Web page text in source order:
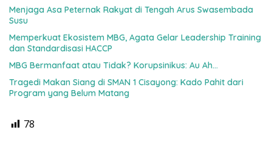
Menjaga Asa Peternak Rakyat di Tengah Arus Swasembada
Susu
Memperkuat Ekosistem MBG, Agata Gelar Leadership Training
dan Standardisasi HACCP
‎MBG Bermanfaat atau Tidak? Korupsinikus: Au Ah…
Tragedi Makan Siang di SMAN 1 Cisayong: Kado Pahit dari
Program yang Belum Matang
78